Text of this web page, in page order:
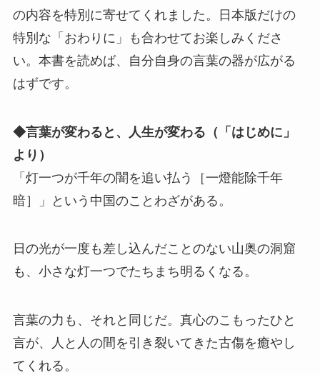
の内容を特別に寄せてくれました。日本版だけの
特別な「おわりに」も合わせてお楽しみくださ
い。本書を読めば、自分自身の言葉の器が広がる
はずです。
◆言葉が変わると、人生が変わる（「はじめに」
より）
「灯一つが千年の闇を追い払う［一燈能除千年
暗］」という中国のことわざがある。
日の光が一度も差し込んだことのない山奥の洞窟
も、小さな灯一つでたちまち明るくなる。
言葉の力も、それと同じだ。真心のこもったひと
言が、人と人の間を引き裂いてきた古傷を癒やし
てくれる。